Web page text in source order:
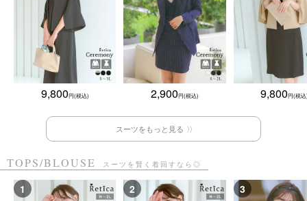
9,800 2,900 9,800
スーツをもっと見る
TOPS/BLOUSE スーツを賢く着回すなら◎